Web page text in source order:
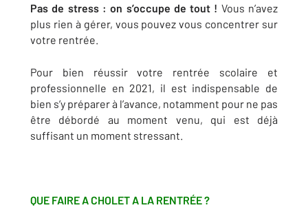
Pas de stress : on s’occupe de tout ! Vous n’avez
plus rien à gérer, vous pouvez vous concentrer sur
votre rentrée.
Pour bien réussir votre rentrée scolaire et
professionnelle en 2021, il est indispensable de
bien s’y préparer à l’avance, notamment pour ne pas
être débordé au moment venu, qui est déjà
suffisant un moment stressant.
QUE FAIRE A CHOLET A LA RENTRÉE ?